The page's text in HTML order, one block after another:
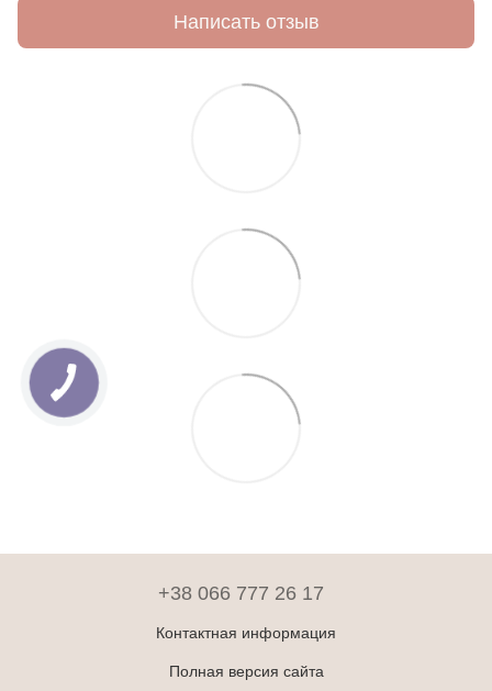
Написать отзыв
+38 066 777 26 17
Контактная информация
Полная версия сайта